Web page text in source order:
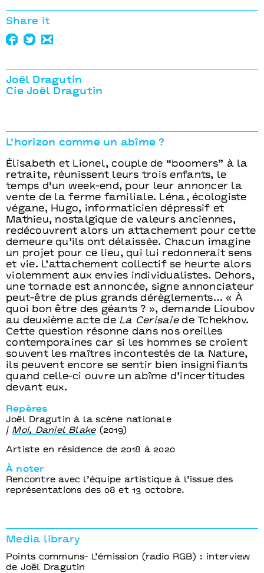
Joël Dragutin
Cie Joël Dragutin
L’horizon comme un abîme ?
Élisabeth et Lionel, couple de “boomers” à la
retraite, réunissent leurs trois enfants, le
temps d’un week-end, pour leur annoncer la
vente de la ferme familiale. Léna, écologiste
végane, Hugo, informaticien dépressif et
Mathieu, nostalgique de valeurs anciennes,
redécouvrent alors un attachement pour cette
demeure qu’ils ont délaissée. Chacun imagine
un projet pour ce lieu, qui lui redonnerait sens
et vie. L’attachement collectif se heurte alors
violemment aux envies individualistes. Dehors,
une tornade est annoncée, signe annonciateur
peut-être de plus grands dérèglements… « À
quoi bon être des géants ? », demande Lioubov
au deuxième acte de La Cerisaiede Tchekhov.
Cette question résonne dans nos oreilles
contemporaines car si les hommes se croient
souvent les maîtres incontestés de la Nature,
ils peuvent encore se sentir bien insignifiants
quand celle-ci ouvre un abîme d’incertitudes
devant eux.
Repères
Joël Dragutin à la scène nationale
/ Moi, Daniel Blake(2019)
Artiste en résidence de 2018 à 2020
À noter
Rencontre avec l’équipe artistique à l’issue des
représentations des 08 et 13 octobre.
Media library
Points communs- L’émission (radio RGB) : interview
de Joël Dragutin
Share it